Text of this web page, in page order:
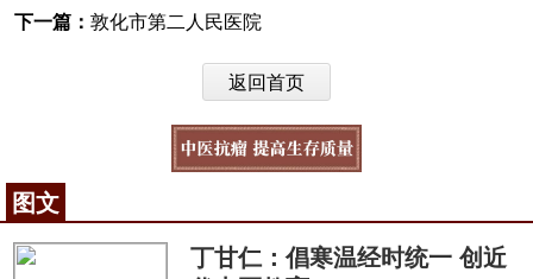
下一篇： 敦化市第二人民医院
返回首页
图文
丁甘仁：倡寒温经时统一 创近